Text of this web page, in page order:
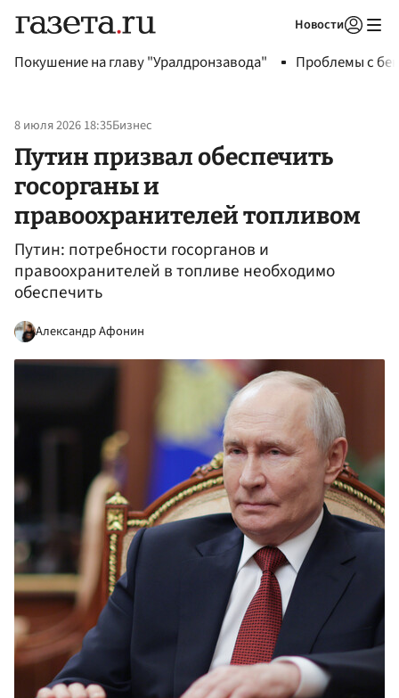
Новости
Покушение на главу "Уралдронзавода" Проблемы с
8 июля 2026 18:35Бизнес
Путин призвал обеспечить
госорганы и
правоохранителей топливом
Путин: потребности госорганов и
правоохранителей в топливе необходимо
обеспечить
Александр Афонин